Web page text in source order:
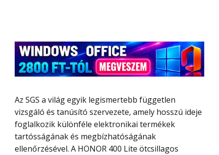
Az SGS a világ egyik legismertebb független
vizsgáló és tanúsító szervezete, amely hosszú ideje
foglalkozik különféle elektronikai termékek
tartósságának és megbízhatóságának
ellenőrzésével. A HONOR 400 Lite ötcsillagos